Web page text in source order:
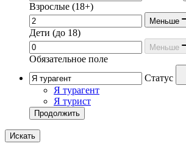
Взрослые (18+)
Меньше
Дети (до 18)
Меньше
Обязательное поле
Статус
Я турагент
Я турист
Продолжить
Искать